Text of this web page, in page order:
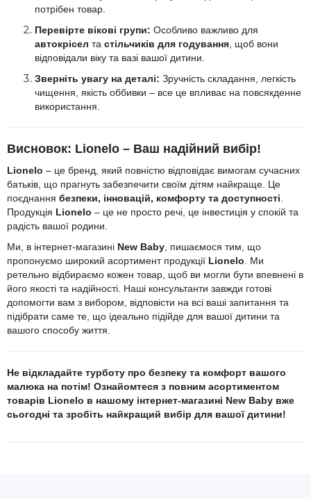
потрібен товар.
Перевірте вікові групи: Особливо важливо для
автокрісел та стільчиків для годування , щоб вони
відповідали віку та вазі вашої дитини.
Зверніть увагу на деталі: Зручність складання, легкість
чищення, якість оббивки – все це впливає на повсякденне
використання.
Висновок: Lionelo – Ваш надійний вибір!
Lionelo – це бренд, який повністю відповідає вимогам сучасних
батьків, що прагнуть забезпечити своїм дітям найкраще. Це
поєднання безпеки, інновацій, комфорту та доступності
Продукція Lionelo – це не просто речі, це інвестиція у спокій та
радість вашої родини.
Ми, в інтернет-магазині New Baby , пишаємося тим, що
пропонуємо широкий асортимент продукції Lionelo . Ми
ретельно відбираємо кожен товар, щоб ви могли бути впевнені в
його якості та надійності. Наші консультанти завжди готові
допомогти вам з вибором, відповісти на всі ваші запитання та
підібрати саме те, що ідеально підійде для вашої дитини та
вашого способу життя.
Не відкладайте турботу про безпеку та комфорт вашого
малюка на потім! Ознайомтеся з повним асортиментом
товарів Lionelo в нашому інтернет-магазині New Baby вже
сьогодні та зробіть найкращий вибір для вашої дитини!